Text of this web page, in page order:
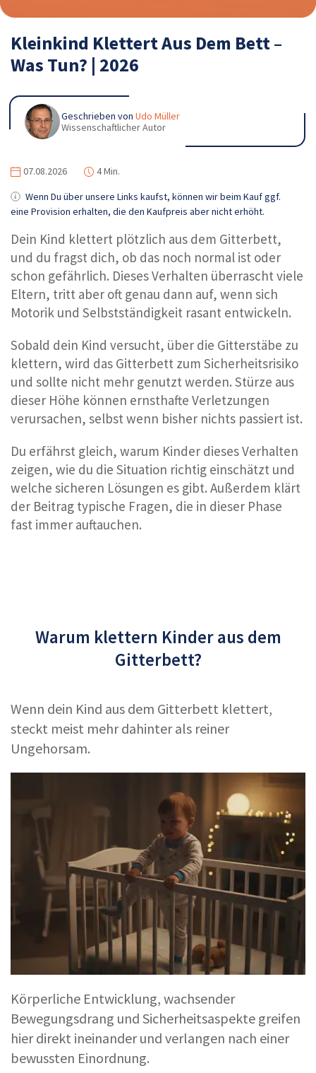
Kleinkind Klettert Aus Dem Bett –
Was Tun? | 2026
Geschrieben von Udo Müller
Wissenschaftlicher Autor
07.08.2026
4 Min.
Wenn Du über unsere Links kaufst, können wir beim Kauf ggf.
eine Provision erhalten, die den Kaufpreis aber nicht erhöht.
Dein Kind klettert plötzlich aus dem Gitterbett,
und du fragst dich, ob das noch normal ist oder
schon gefährlich. Dieses Verhalten überrascht viele
Eltern, tritt aber oft genau dann auf, wenn sich
Motorik und Selbstständigkeit rasant entwickeln.
Sobald dein Kind versucht, über die Gitterstäbe zu
klettern, wird das Gitterbett zum Sicherheitsrisiko
und sollte nicht mehr genutzt werden. Stürze aus
dieser Höhe können ernsthafte Verletzungen
verursachen, selbst wenn bisher nichts passiert ist.
Du erfährst gleich, warum Kinder dieses Verhalten
zeigen, wie du die Situation richtig einschätzt und
welche sicheren Lösungen es gibt. Außerdem klärt
der Beitrag typische Fragen, die in dieser Phase
fast immer auftauchen.
Warum klettern Kinder aus dem
Gitterbett?
Wenn dein Kind aus dem Gitterbett klettert,
steckt meist mehr dahinter als reiner
Ungehorsam.
Körperliche Entwicklung, wachsender
Bewegungsdrang und Sicherheitsaspekte greifen
hier direkt ineinander und verlangen nach einer
bewussten Einordnung.